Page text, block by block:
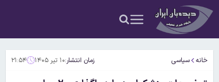
خانه سیاسی زمان انتشار:۱۰ تیر ۱۴۰۵ ۲۱:۵۴